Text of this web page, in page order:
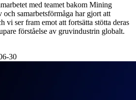
med teamet bakom Mining
samarbetsförmåga har gjort att
vi ser fram emot att fortsätta stötta deras
förståelse av gruvindustrin globalt.
30